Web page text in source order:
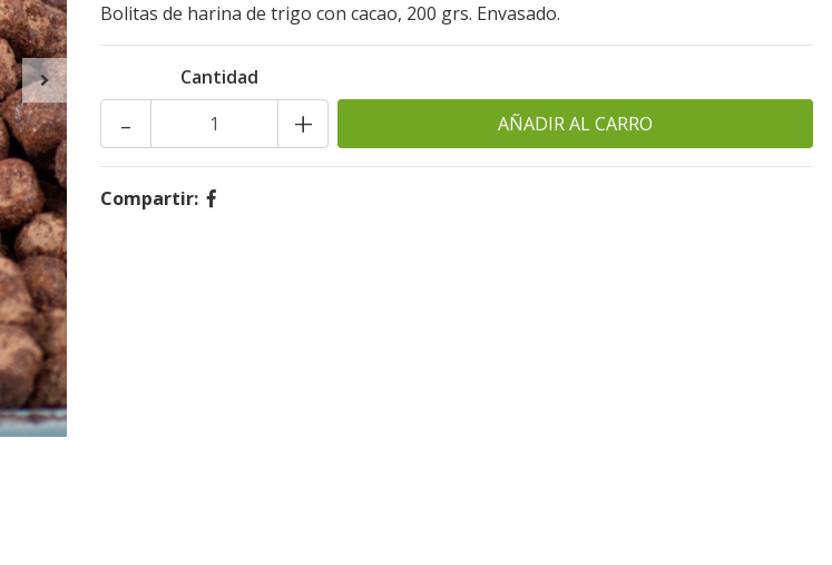
Bolitas de harina de trigo con cacao, 200 grs. Envasado.
Cantidad
+
-
Compartir: